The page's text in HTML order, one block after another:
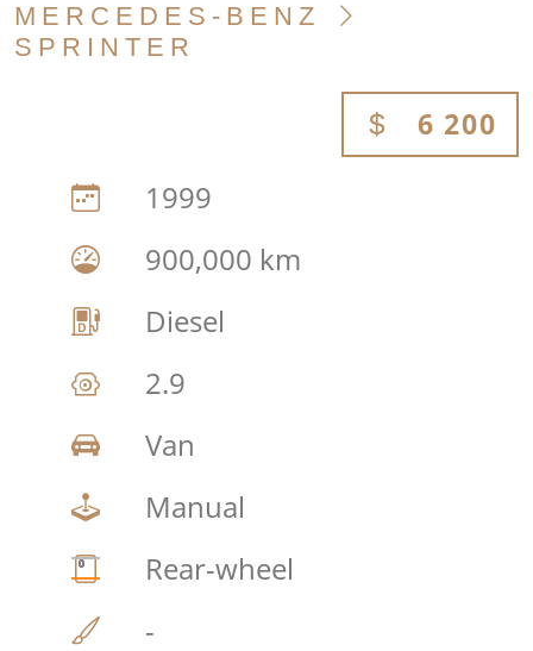
MERCEDES-BENZ
SPRINTER
6 200
1999
900,000 km
Diesel
2.9
Van
Manual
Rear-wheel
-